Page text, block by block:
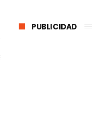
PUBLICIDAD